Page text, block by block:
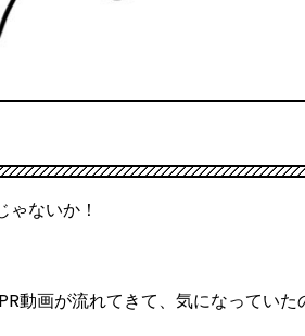
ゃないか！
動画が流れてきて、気になっていた